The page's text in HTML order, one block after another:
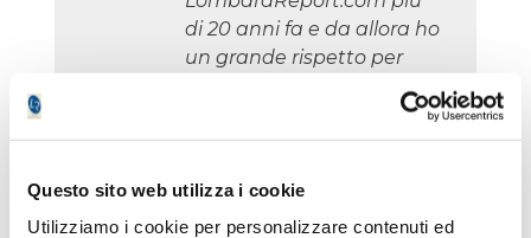
Questo sito web utilizza i cookie
Utilizziamo i cookie per personalizzare contenuti ed
di 20 anni fa e da allora ho
un grande rispetto per
questo giornale di Borsa
eccellente esperienza
professionalità."